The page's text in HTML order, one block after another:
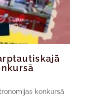
konkursā